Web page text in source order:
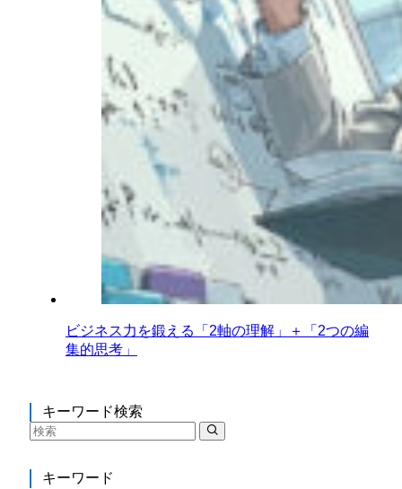
ビジネス力を鍛える「2軸の理解」＋「2つの編
集的思考」
キーワード検索
キーワード